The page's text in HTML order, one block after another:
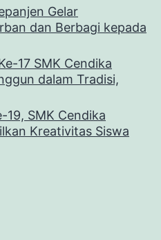
Gelar
dan Berbagi kepada
17 SMK Cendika
dalam Tradisi,
19, SMK Cendika
Kreativitas Siswa